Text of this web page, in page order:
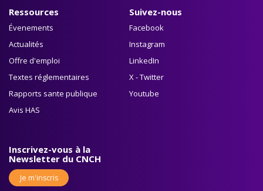
Ressources
Évenements
Actualités
Offre d'emploi
Textes réglementaires
Rapports sante publique
Avis HAS
Suivez-nous
Facebook
Instagram
LinkedIn
X - Twitter
Youtube
Inscrivez-vous à la
Newsletter du CNCH
Je m'inscris